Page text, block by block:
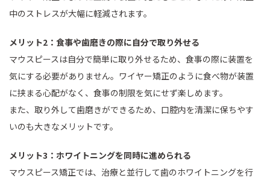
中のストレスが大幅に軽減されます。
メリット2：食事や歯磨きの際に自分で取り外せる
マウスピースは自分で簡単に取り外せるため、食事の際に装置を
気にする必要がありません。ワイヤー矯正のように食べ物が装置
に挟まる心配がなく、食事の制限を気にせず楽しめます。
また、取り外して歯磨きができるため、口腔内を清潔に保ちやす
いのも大きなメリットです。
メリット3：ホワイトニングを同時に進められる
マウスピース矯正では、治療と並行して歯のホワイトニングを行